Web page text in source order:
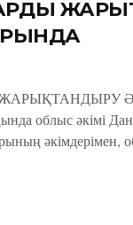
облыс әкімі
әкімдерімен,